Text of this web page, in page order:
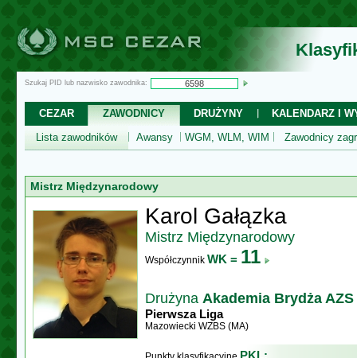
Szukaj PID lub nazwisko zawodnika:
CEZAR ZAWODNICY DRUŻYNY
KALENDARZ I
Lista zawodników
Awansy WGM, WLM, WIM Zawodnicy
Mistrz Międzynarodowy
Karol Gałązka
Mistrz Międzynarodowy
Współczynnik WK = 11
Drużyna Akademia Brydża AZS
Pierwsza Liga
Mazowiecki WZBS (MA)
PKL: